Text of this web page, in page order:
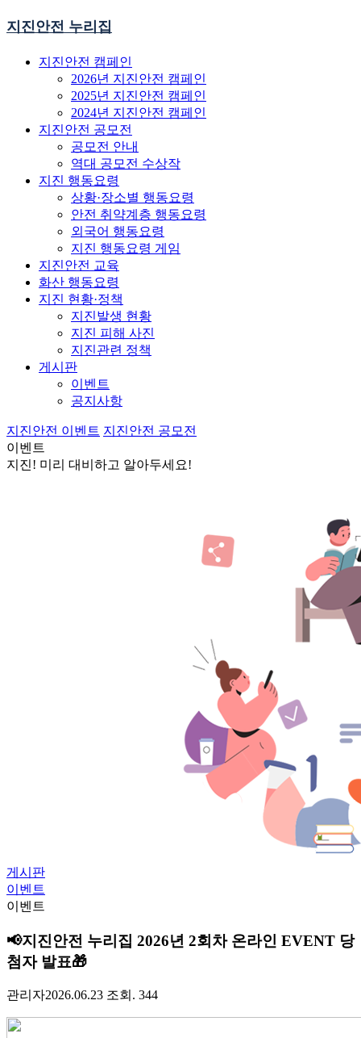
지진안전 누리집
지진안전 캠페인
2026년 지진안전 캠페인
2025년 지진안전 캠페인
2024년 지진안전 캠페인
지진안전 공모전
공모전 안내
역대 공모전 수상작
지진 행동요령
상황·장소별 행동요령
안전 취약계층 행동요령
외국어 행동요령
지진 행동요령 게임
지진안전 교육
화산 행동요령
지진 현황·정책
지진발생 현황
지진 피해 사진
지진관련 정책
게시판
이벤트
공지사항
지진안전 이벤트 지진안전 공모전
이벤트
지진! 미리 대비하고 알아두세요!
게시판
이벤트
이벤트
📢지진안전 누리집 2026년 2회차 온라인 EVENT 당
첨자 발표🎁
관리자2026.06.23 조회. 344